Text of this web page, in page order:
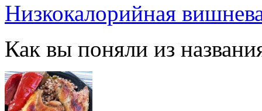
Низкокалорийная
Как вы поняли из